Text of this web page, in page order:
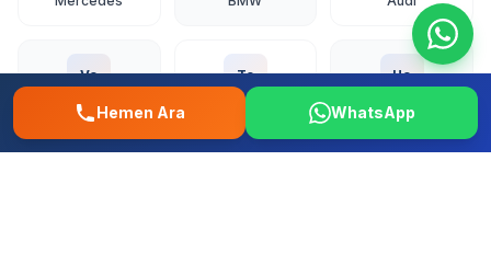
Vo
Volkswagen
To Ho
Honda
Hemen Ara WhatsApp